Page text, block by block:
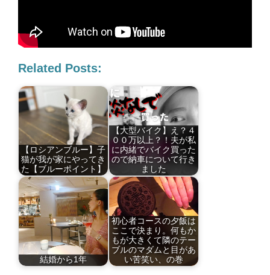
Related Posts:
【ロシアンブルー】子
猫が我が家にやってき
た【ブルーポイント】
【大型バイク】え？４
００万以上？！夫が私
に内緒でバイク買った
ので納車について行き
ました
結婚から1年
初心者コースの夕飯は
ここで決まり。何もか
もが大きくて隣のテー
ブルのマダムと目があ
い苦笑い、の巻